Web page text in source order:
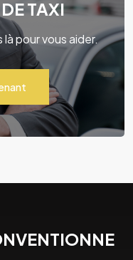
TAXI
pour vous aider.